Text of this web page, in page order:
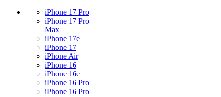
iPhone 17 Pro
iPhone 17 Pro
Max
iPhone 17e
iPhone 17
iPhone Air
iPhone 16
iPhone 16e
iPhone 16 Pro
iPhone 16 Pro